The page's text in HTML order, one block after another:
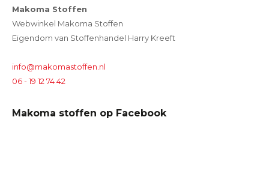
Makoma Stoffen
Webwinkel Makoma Stoffen
Eigendom van Stoffenhandel Harry Kreeft
info@makomastoffen.nl
06 - 19 12 74 42
Makoma stoffen op Facebook